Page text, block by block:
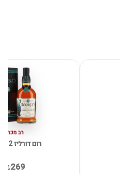
רב מכר
רום דורליז 12 שנים
₪269